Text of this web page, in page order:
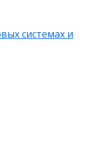
системах и